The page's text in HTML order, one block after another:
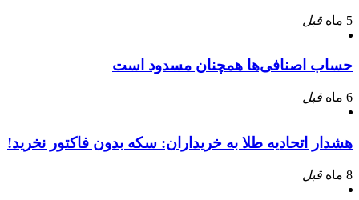
5 ماه قبل
حساب اصنافی‌ها همچنان مسدود است
6 ماه قبل
هشدار اتحادیه طلا به خریداران: سکه بدون فاکتور نخرید!
8 ماه قبل